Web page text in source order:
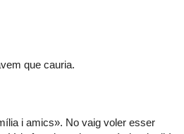
que cauria.
i amics». No vaig voler esser